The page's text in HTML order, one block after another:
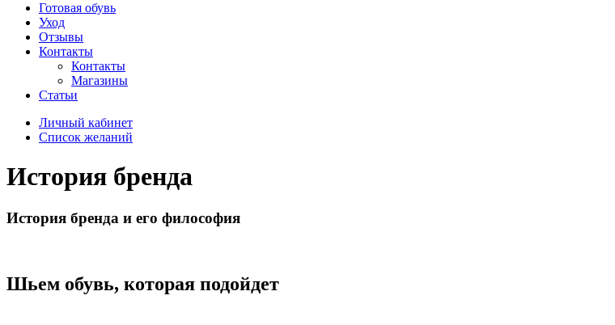
Готовая обувь
Уход
Отзывы
Контакты
Контакты
Магазины
Статьи
Личный кабинет
Список желаний
История бренда
История бренда и его философия
Шьем обувь, которая подойдет